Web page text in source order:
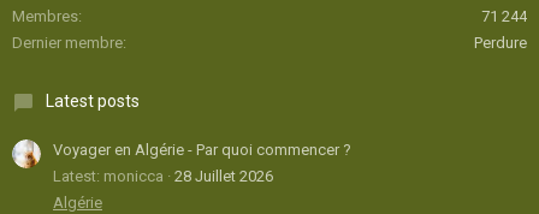
Membres
71 244
Dernier membre
Perdure
Latest posts
Voyager en Algérie - Par quoi commencer ?
Latest: monicca
28 Juillet 2026
Algérie